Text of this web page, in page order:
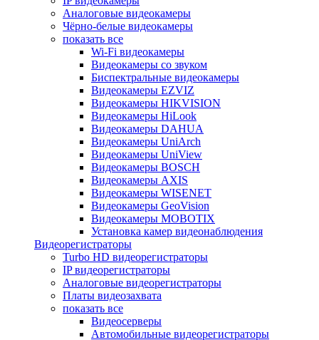
Аналоговые видеокамеры
Чёрно-белые видеокамеры
показать все
Wi-Fi видеокамеры
Видеокамеры со звуком
Биспектральные видеокамеры
Видеокамеры EZVIZ
Видеокамеры HIKVISION
Видеокамеры HiLook
Видеокамеры DAHUA
Видеокамеры UniArch
Видеокамеры UniView
Видеокамеры BOSCH
Видеокамеры AXIS
Видеокамеры WISENET
Видеокамеры GeoVision
Видеокамеры MOBOTIX
Установка камер видеонаблюдения
Видеорегистраторы
Turbo HD видеорегистраторы
IP видеорегистраторы
Аналоговые видеорегистраторы
Платы видеозахвата
показать все
Видеосерверы
Автомобильные видеорегистраторы